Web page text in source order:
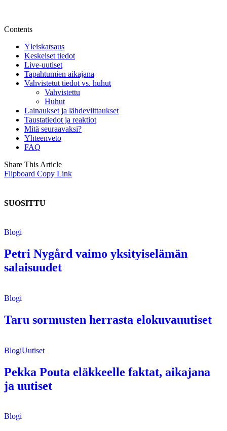
Contents
Yleiskatsaus
Keskeiset tiedot
Live-uutiset
Tapahtumien aikajana
Vahvistetut tiedot vs. huhut
Vahvistettu
Huhut
Lainaukset ja lähdeviittaukset
Taustatiedot ja reaktiot
Mitä seuraavaksi?
Yhteenveto
FAQ
Share This Article
Flipboard Copy Link
SUOSITTU
Blogi
Petri Nygård vaimo yksityiselämän
salaisuudet
Blogi
Taru sormusten herrasta elokuvauutiset
BlogiUutiset
Pekka Pouta eläkkeelle faktat, aikajana
ja uutiset
Blogi